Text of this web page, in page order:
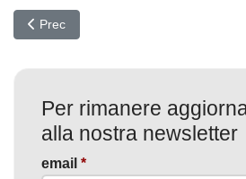
Articolo precedente: Ransomware in
Prec
Per rimanere
alla nostra newsletter
email *